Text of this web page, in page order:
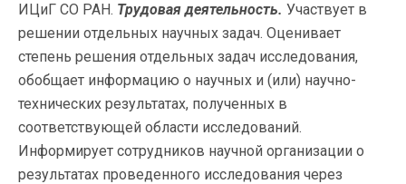
ИЦиГ СО РАН. Трудовая деятельность. Участвует в
решении отдельных научных задач. Оценивает
степень решения отдельных задач исследования,
обобщает информацию о научных и (или) научно-
технических результатах, полученных в
соответствующей области исследований.
Информирует сотрудников научной организации о
результатах проведенного исследования через